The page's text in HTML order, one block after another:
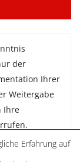
der
Ihrer
Weitergabe
Ihre
Erfahrung auf